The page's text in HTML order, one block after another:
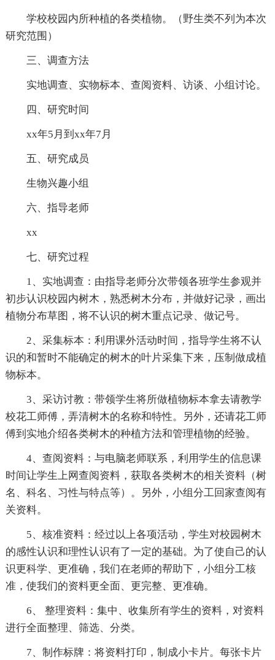
学校校园内所种植的各类植物。（野生类不列为本次
研究范围）
三、调查方法
实地调查、实物标本、查阅资料、访谈、小组讨论。
四、研究时间
xx年5月到xx年7月
五、研究成员
生物兴趣小组
六、指导老师
xx
七、研究过程
1、实地调查：由指导老师分次带领各班学生参观并
初步认识校园内树木，熟悉树木分布，并做好记录，画出
植物分布草图，将不认识的树木重点记录、做记号。
2、采集标本：利用课外活动时间，指导学生将不认
识的和暂时不能确定的树木的叶片采集下来，压制做成植
物标本。
3、采访讨教：带领学生将所做植物标本拿去请教学
校花工师傅，弄清树木的名称和特性。另外，还请花工师
傅到实地介绍各类树木的种植方法和管理植物的经验。
4、查阅资料：与电脑老师联系，利用学生的信息课
时间让学生上网查阅资料，获取各类树木的相关资料（树
名、科名、习性与特点等）。另外，小组分工回家查阅有
关资料。
5、核准资料：经过以上各项活动，学生对校园树木
的感性认识和理性认识有了一定的基础。为了使自己的认
识更科学、更准确，我们在老师的帮助下，小组分工核
准，使我们的资料更全面、更完整、更准确。
6、 整理资料：集中、收集所有学生的资料，对资料
进行全面整理、筛选、分类。
7、制作标牌：将资料打印，制成小卡片。每张卡片